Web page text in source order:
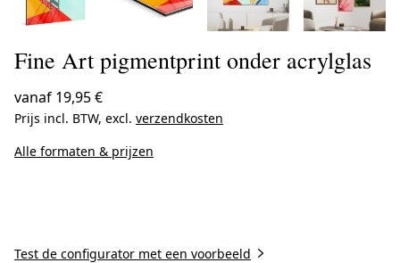
Fine Art pigmentprint onder acrylglas
vanaf 19,95 €
Prijs incl. BTW, excl. verzendkosten
Alle formaten & prijzen
Test de configurator met een voorbeeld